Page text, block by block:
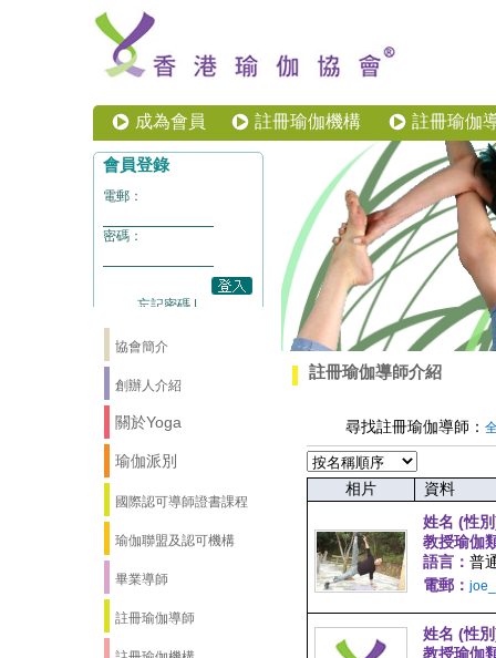
成為會員 註冊瑜伽機構 註冊瑜伽
協會簡介
創辦人介紹
關於Yoga
瑜伽派別
國際認可導師證書課程
瑜伽聯盟及認可機構
畢業導師
註冊瑜伽導師
註冊瑜伽導師介紹
尋找註冊瑜伽導師：
相片
資料
姓名 (性
教授瑜伽
語言： 普
電郵：
姓名 (性
教授瑜伽